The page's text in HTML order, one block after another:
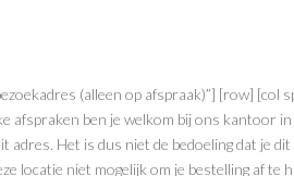
(alleen op afspraak)”] [row] [col
afspraken ben je welkom bij ons kantoor
adres. Het is dus niet de bedoeling dat je
locatie niet mogelijk om je bestelling af te